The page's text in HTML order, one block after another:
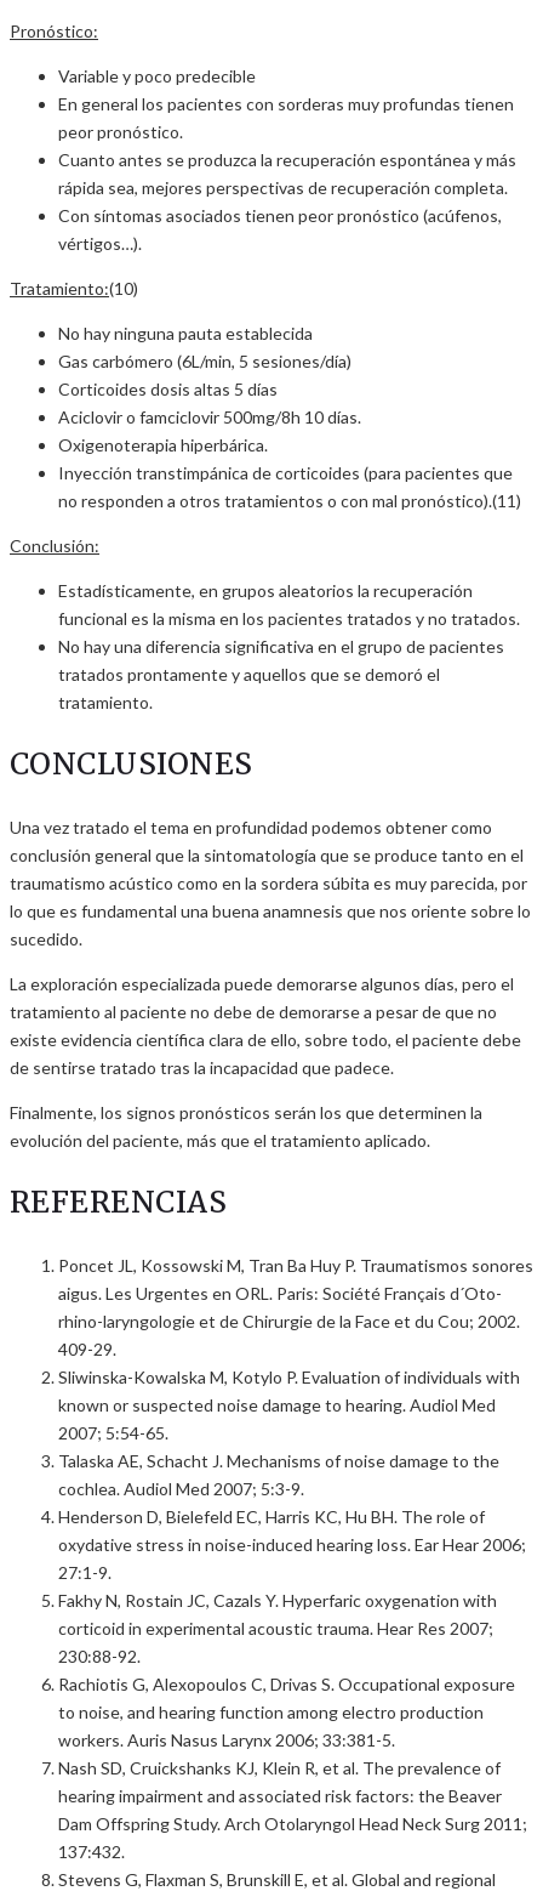
Pronóstico:
Variable y poco predecible
En general los pacientes con sorderas muy profundas tienen
peor pronóstico.
Cuanto antes se produzca la recuperación espontánea y más
rápida sea, mejores perspectivas de recuperación completa.
Con síntomas asociados tienen peor pronóstico (acúfenos,
vértigos…).
Tratamiento:(10)
No hay ninguna pauta establecida
Gas carbómero (6L/min, 5 sesiones/día)
Corticoides dosis altas 5 días
Aciclovir o famciclovir 500mg/8h 10 días.
Oxigenoterapia hiperbárica.
Inyección transtimpánica de corticoides (para pacientes que
no responden a otros tratamientos o con mal pronóstico).(11)
Conclusión:
Estadísticamente, en grupos aleatorios la recuperación
funcional es la misma en los pacientes tratados y no tratados.
No hay una diferencia significativa en el grupo de pacientes
tratados prontamente y aquellos que se demoró el
tratamiento.
CONCLUSIONES
Una vez tratado el tema en profundidad podemos obtener como
conclusión general que la sintomatología que se produce tanto en el
traumatismo acústico como en la sordera súbita es muy parecida, por
lo que es fundamental una buena anamnesis que nos oriente sobre lo
sucedido.
La exploración especializada puede demorarse algunos días, pero el
tratamiento al paciente no debe de demorarse a pesar de que no
existe evidencia científica clara de ello, sobre todo, el paciente debe
de sentirse tratado tras la incapacidad que padece.
Finalmente, los signos pronósticos serán los que determinen la
evolución del paciente, más que el tratamiento aplicado.
REFERENCIAS
Poncet JL, Kossowski M, Tran Ba Huy P. Traumatismos sonores
aigus. Les Urgentes en ORL. Paris: Société Français d´Oto-
rhino-laryngologie et de Chirurgie de la Face et du Cou; 2002.
409-29.
Sliwinska-Kowalska M, Kotylo P. Evaluation of individuals with
known or suspected noise damage to hearing. Audiol Med
2007; 5:54-65.
Talaska AE, Schacht J. Mechanisms of noise damage to the
cochlea. Audiol Med 2007; 5:3-9.
Henderson D, Bielefeld EC, Harris KC, Hu BH. The role of
oxydative stress in noise-induced hearing loss. Ear Hear 2006;
27:1-9.
Fakhy N, Rostain JC, Cazals Y. Hyperfaric oxygenation with
corticoid in experimental acoustic trauma. Hear Res 2007;
230:88-92.
Rachiotis G, Alexopoulos C, Drivas S. Occupational exposure
to noise, and hearing function among electro production
workers. Auris Nasus Larynx 2006; 33:381-5.
Nash SD, Cruickshanks KJ, Klein R, et al. The prevalence of
hearing impairment and associated risk factors: the Beaver
Dam Offspring Study. Arch Otolaryngol Head Neck Surg 2011;
137:432.
Stevens G, Flaxman S, Brunskill E, et al. Global and regional